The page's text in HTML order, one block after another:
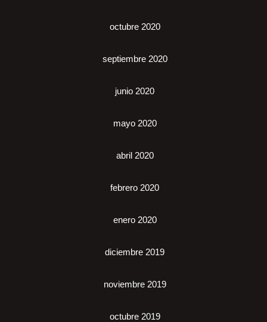
octubre 2020
septiembre 2020
junio 2020
mayo 2020
abril 2020
febrero 2020
enero 2020
diciembre 2019
noviembre 2019
octubre 2019